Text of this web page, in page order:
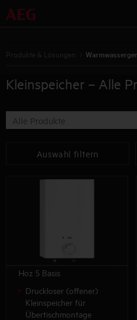
Service
Produkte & Lösungen
Kleinspeicher – Alle
Alle Produkte
Auswahl filtern
Hoz 5 Basis
Druckloser (offener)
Kleinspeicher für
Übertischmontage